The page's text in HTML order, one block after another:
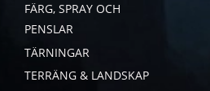
FÄRG, SPRAY OCH
PENSLAR
TÄRNINGAR
TERRÄNG & LANDSKAP